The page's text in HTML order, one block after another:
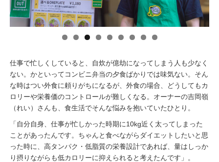
駅から探す
仕事で忙しくしていると、自炊が億劫になってしまう人も少なく
ない。かといってコンビニ弁当の夕食ばかりでは味気ない。そん
な時はつい外食に頼りがちになるが、外食の場合、どうしてもカ
ロリーや栄養価のコントロールが難しくなる。オーナーの吉岡嶺
（れい）さんも、食生活でそんな悩みを抱いていたひとり。
「自分自身、仕事が忙しかった時期に10kg近く太ってしまった
ことがあったんです。ちゃんと食べながらダイエットしたいと思
った時に、高タンパク・低脂質の栄養設計であれば、量はしっか
り摂りながらも低カロリーに抑えられると考えたんです」。